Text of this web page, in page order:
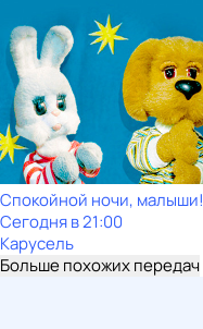
Спокойной ночи, малыши!
Сегодня в 21:00
Карусель
Больше похожих передач